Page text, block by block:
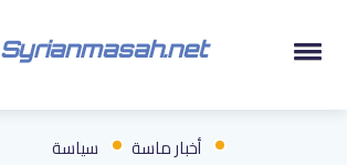
Syrianmasah.net
أخبار ماسة سياسة